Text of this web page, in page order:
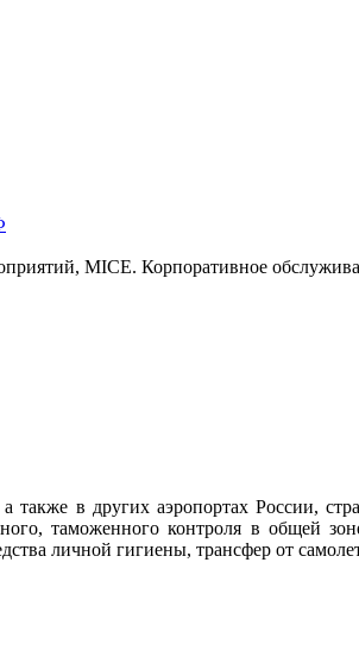
MICE. Корпоративное
также в других аэропортах России,
таможенного контроля в общей
личной гигиены, трансфер от